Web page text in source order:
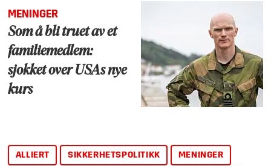
MENINGER
Som å bli truet av et
familiemedlem:
sjokket over USAs nye
kurs
ALLIERT SIKKERHETSPOLITIKK MENINGER